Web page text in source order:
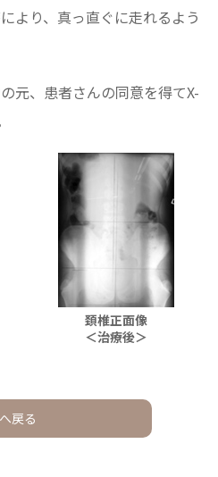
より、真っ直ぐに走れるよう
元、患者さんの同意を得てX-
頚椎正面像
＜治療後＞
戻る